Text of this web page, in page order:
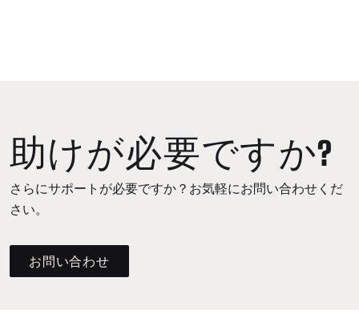
助けが必要ですか?
さらにサポートが必要ですか？お気軽にお問い合わせくだ
さい。
お問い合わせ